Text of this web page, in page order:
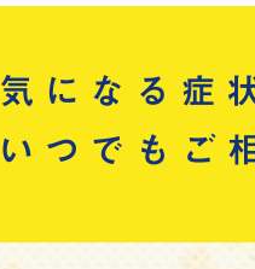
気になる症
いつでもご